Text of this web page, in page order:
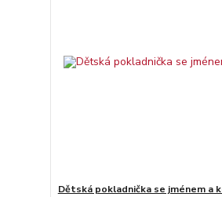
Dětská pokladnička se jménem a